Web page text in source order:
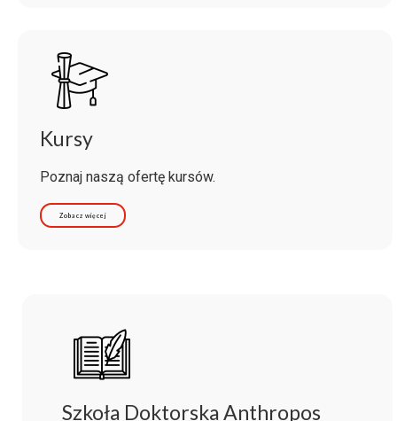
Kursy
Poznaj naszą ofertę kursów.
Zobacz więcej
Szkoła Doktorska Anthropos